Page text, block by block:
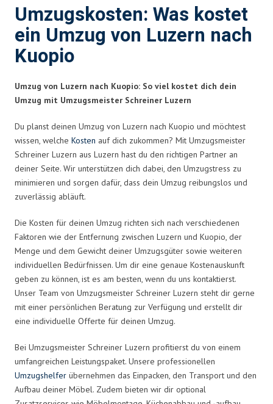
Umzugskosten: Was kostet
ein Umzug von Luzern nach
Kuopio
Umzug von Luzern nach Kuopio: So viel kostet dich dein
Umzug mit Umzugsmeister Schreiner Luzern
Du planst deinen Umzug von Luzern nach Kuopio und möchtest
wissen, welche Kosten auf dich zukommen? Mit Umzugsmeister
Schreiner Luzern aus Luzern hast du den richtigen Partner an
deiner Seite. Wir unterstützen dich dabei, den Umzugstress zu
minimieren und sorgen dafür, dass dein Umzug reibungslos und
zuverlässig abläuft.
Die Kosten für deinen Umzug richten sich nach verschiedenen
Faktoren wie der Entfernung zwischen Luzern und Kuopio, der
Menge und dem Gewicht deiner Umzugsgüter sowie weiteren
individuellen Bedürfnissen. Um dir eine genaue Kostenauskunft
geben zu können, ist es am besten, wenn du uns kontaktierst.
Unser Team von Umzugsmeister Schreiner Luzern steht dir gerne
mit einer persönlichen Beratung zur Verfügung und erstellt dir
eine individuelle Offerte für deinen Umzug.
Bei Umzugsmeister Schreiner Luzern profitierst du von einem
umfangreichen Leistungspaket. Unsere professionellen
Umzugshelfer übernehmen das Einpacken, den Transport und den
Aufbau deiner Möbel. Zudem bieten wir dir optional